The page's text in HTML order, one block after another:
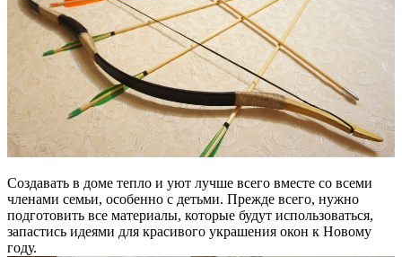
Создавать в доме тепло и уют лучше всего вместе со всеми
членами семьи, особенно с детьми. Прежде всего, нужно
подготовить все материалы, которые будут использоваться,
запастись идеями для красивого украшения окон к Новому
году.